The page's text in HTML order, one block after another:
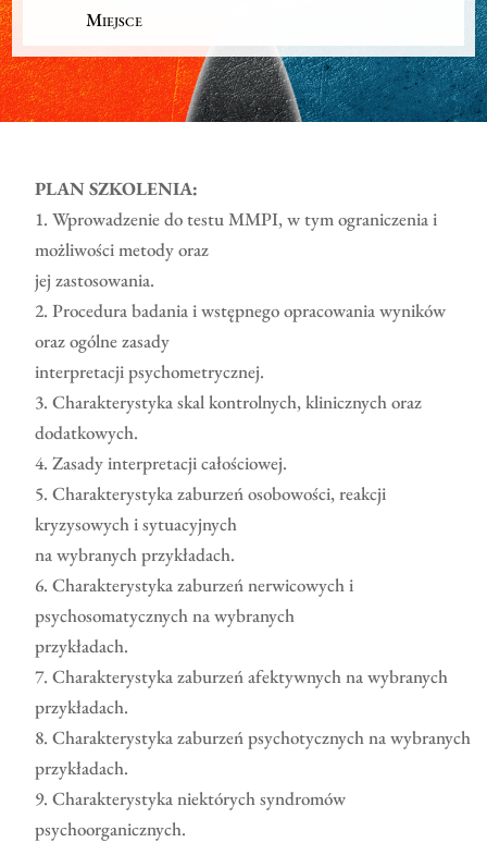
Miejsce
PLAN SZKOLENIA:
1. Wprowadzenie do testu MMPI, w tym ograniczenia i
możliwości metody oraz
jej zastosowania.
2. Procedura badania i wstępnego opracowania wyników
oraz ogólne zasady
interpretacji psychometrycznej.
3. Charakterystyka skal kontrolnych, klinicznych oraz
dodatkowych.
4. Zasady interpretacji całościowej.
5. Charakterystyka zaburzeń osobowości, reakcji
kryzysowych i sytuacyjnych
na wybranych przykładach.
6. Charakterystyka zaburzeń nerwicowych i
psychosomatycznych na wybranych
przykładach.
7. Charakterystyka zaburzeń afektywnych na wybranych
przykładach.
8. Charakterystyka zaburzeń psychotycznych na wybranych
przykładach.
9. Charakterystyka niektórych syndromów
psychoorganicznych.